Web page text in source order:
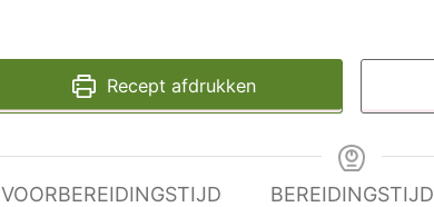
Recept afdrukken
VOORBEREIDINGSTIJD
BEREIDINGSTIJD